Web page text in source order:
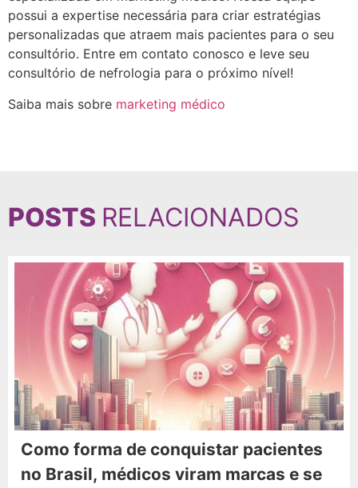
possui a expertise necessária para criar estratégias
personalizadas que atraem mais pacientes para o seu
consultório. Entre em contato conosco e leve seu
consultório de nefrologia para o próximo nível!
Saiba mais sobre marketing médico
POSTS RELACIONADOS
Como forma de conquistar pacientes
no Brasil, médicos viram marcas e se